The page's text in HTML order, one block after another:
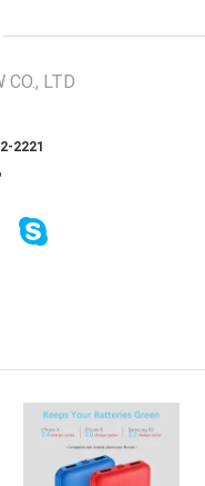
CO., LTD
2221